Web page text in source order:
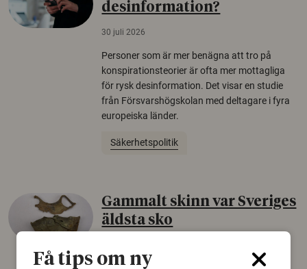
desinformation?
30 juli 2026
Personer som är mer benägna att tro på
konspirationsteorier är ofta mer mottagliga
för rysk desinformation. Det visar en studie
från Försvarshögskolan med deltagare i fyra
europeiska länder.
Säkerhetspolitik
Gammalt skinn var Sveriges
äldsta sko
Få tips om ny